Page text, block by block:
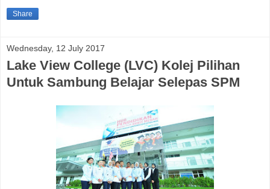
Share
Wednesday, 12 July 2017
Lake View College (LVC) Kolej Pilihan
Untuk Sambung Belajar Selepas SPM